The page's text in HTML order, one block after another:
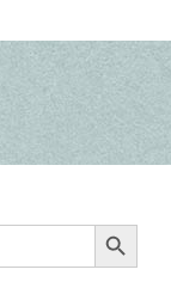
Search Button